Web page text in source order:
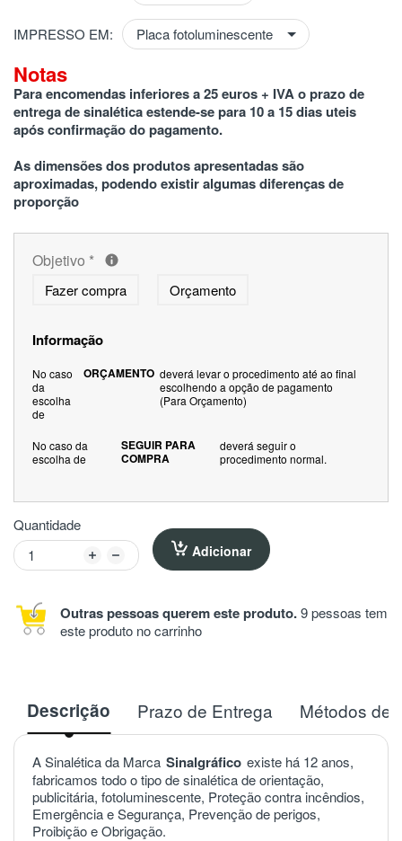
IMPRESSO EM:
Notas
Para encomendas inferiores a 25 euros + IVA o prazo de
entrega de sinalética estende-se para 10 a 15 dias uteis
após confirmação do pagamento.
As dimensões dos produtos apresentadas são
aproximadas, podendo existir algumas diferenças de
proporção
Objetivo *
Fazer compra Orçamento
Informação
No caso
da
escolha
de
ORÇAMENTO deverá levar o procedimento até ao final
escolhendo a opção de pagamento
(Para Orçamento)
No caso da
escolha de
SEGUIR PARA
COMPRA
deverá seguir o
procedimento normal.
Quantidade
Adicionar
Outras pessoas querem este produto.9 pessoas tem
este produto no carrinho
Descrição Prazo de Entrega Métodos de
A Sinalética da Marca Sinalgráfico existe há 12 anos,
fabricamos todo o tipo de sinalética de orientação,
publicitária, fotoluminescente, Proteção contra incêndios,
Emergência e Segurança, Prevenção de perigos,
Proibição e Obrigação.